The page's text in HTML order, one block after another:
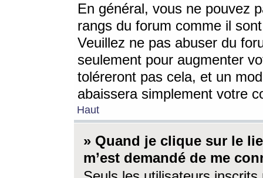
En général, vous ne pouvez
rangs du forum comme il
Veuillez ne pas abuser du
seulement pour augmenter
toléreront pas cela, et un
abaissera simplement votre
Haut
» Quand je clique sur le
m’est demandé de me